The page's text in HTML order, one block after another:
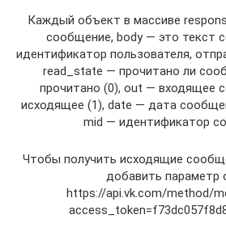
Каждый объект в массиве
сообщение, body — это текст
идентификатор пользователя,
read_state — прочитано ли
прочитано (0), out — входящее
исходящее (1), date — дата
mid — идентификатор
Чтобы получить исходящие
добавить параметр
https://api.vk.com/method/